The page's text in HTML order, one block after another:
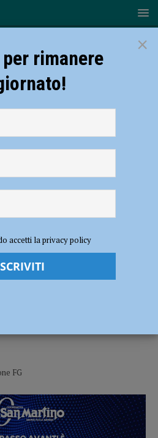
da tutto il mondo: dal 4 al 6 marzo
Vivere – AUDIO
duecento
FG
×
rimanere
accetti la privacy policy